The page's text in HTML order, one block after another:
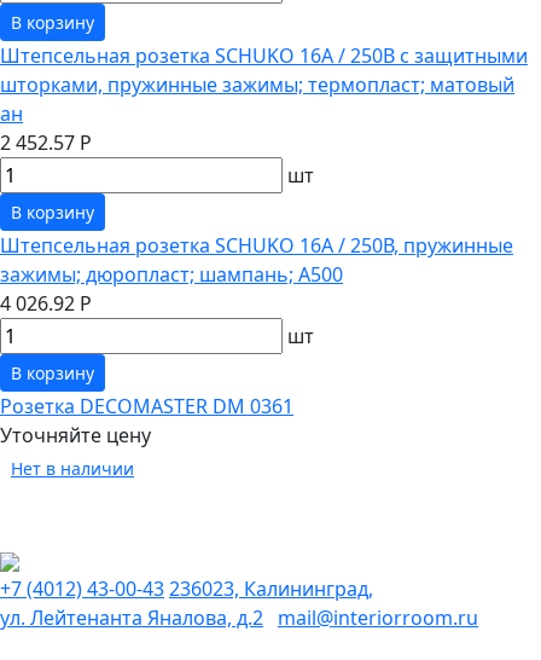
В корзину
Штепсельная розетка SCHUKO 16А / 250В с защитными
шторками, пружинные зажимы; термопласт; матовый
ан
2 452.57 Р
шт
В корзину
Штепсельная розетка SCHUKO 16А / 250В, пружинные
зажимы; дюропласт; шампань; A500
4 026.92 Р
шт
В корзину
Розетка DECOMASTER DM 0361
Уточняйте цену
Нет в наличии
+7 (4012) 43-00-43236023, Калининград,
ул. Лейтенанта Яналова, д.2 mail@interiorroom.ru